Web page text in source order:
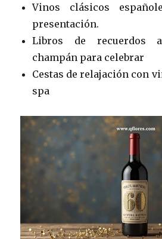
Vinos clásicos
presentación.
Libros de recuerdos
champán para celebrar
Cestas de relajación con
spa